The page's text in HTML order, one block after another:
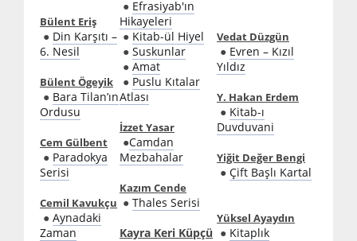
Bülent Eriş
● Din Karşıtı –
6. Nesil
Bülent Ögeyik
● Bara Tilan’ın
Ordusu
Cem Gülbent
● Paradokya
Serisi
Cemil Kavukçu
● Aynadaki
Zaman
● Efrasiyab'ın
Hikayeleri
● Kitab-ül Hiyel
● Suskunlar
● Amat
● Puslu Kıtalar
Atlası
İzzet Yasar
●Camdan
Mezbahalar
Kazım Cende
● Thales Serisi
Kayra Keri Küpçü
Vedat Düzgün
● Evren – Kızıl
Yıldız
Y. Hakan Erdem
● Kitab-ı
Duvduvani
Yiğit Değer Bengi
● Çift Başlı Kartal
Yüksel Ayaydın
● Kitaplık